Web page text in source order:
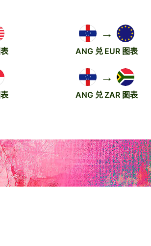
→
ANG 兑 EUR 图表
→
ANG 兑 ZAR 图表